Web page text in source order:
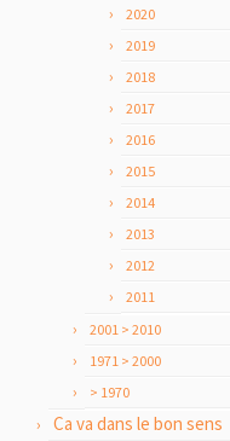
2020
2019
2018
2017
2016
2015
2014
2013
2012
2011
2001 > 2010
1971 > 2000
> 1970
Ca va dans le bon sens